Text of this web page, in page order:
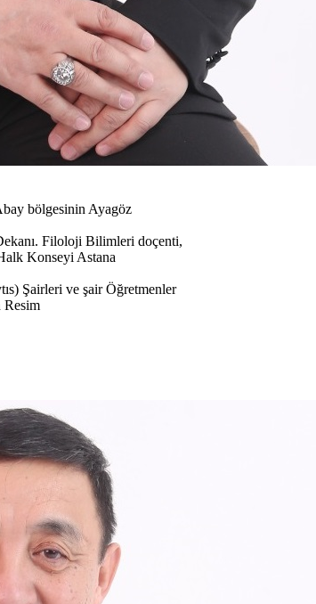
bölgesinin Ayagöz
Filoloji Bilimleri doçenti,
Konseyi Astana
Şairleri ve şair Öğretmenler